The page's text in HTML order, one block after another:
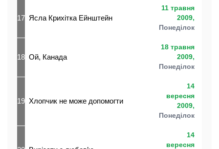
17 Ясла Крихітка Ейнштейн
11 травня
2009,
Понеділок
18 Ой, Канада
18 травня
2009,
Понеділок
19 Хлопчик не може допомогти
14
вересня
2009,
Понеділок
14
вересня